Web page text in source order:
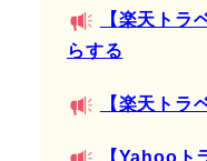
【楽天トラ
らする
【楽天トラ
【Yahooト